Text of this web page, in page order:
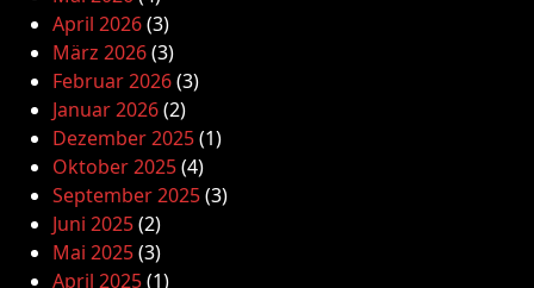
April 2026(3)
März 2026(3)
Februar 2026(3)
Januar 2026(2)
Dezember 2025(1)
Oktober 2025(4)
September 2025(3)
Juni 2025(2)
Mai 2025(3)
April 2025(1)